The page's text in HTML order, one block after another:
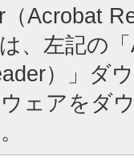
（Acrobat
、左記の
）」ダ
ェアをダ